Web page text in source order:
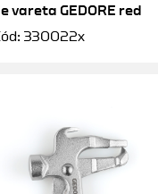
vareta GEDORE red
330022x